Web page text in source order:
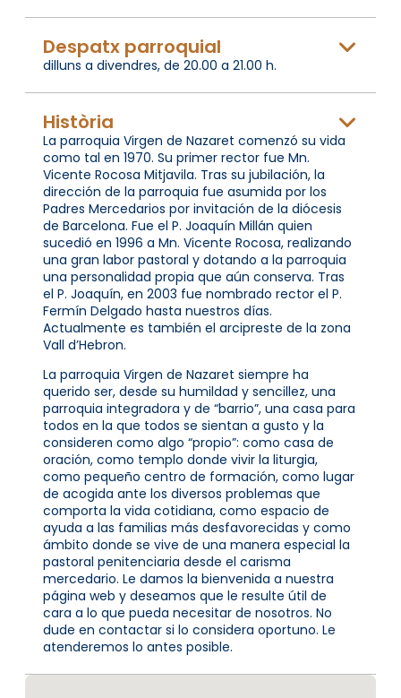
Despatx parroquial
dilluns a divendres, de 20.00 a 21.00 h.
Història
La parroquia Virgen de Nazaret comenzó su vida
como tal en 1970. Su primer rector fue Mn.
Vicente Rocosa Mitjavila. Tras su jubilación, la
dirección de la parroquia fue asumida por los
Padres Mercedarios por invitación de la diócesis
de Barcelona. Fue el P. Joaquín Millán quien
sucedió en 1996 a Mn. Vicente Rocosa, realizando
una gran labor pastoral y dotando a la parroquia
una personalidad propia que aún conserva. Tras
el P. Joaquín, en 2003 fue nombrado rector el P.
Fermín Delgado hasta nuestros días.
Actualmente es también el arcipreste de la zona
Vall d’Hebron.
La parroquia Virgen de Nazaret siempre ha
querido ser, desde su humildad y sencillez, una
parroquia integradora y de “barrio”, una casa para
todos en la que todos se sientan a gusto y la
consideren como algo “propio”: como casa de
oración, como templo donde vivir la liturgia,
como pequeño centro de formación, como lugar
de acogida ante los diversos problemas que
comporta la vida cotidiana, como espacio de
ayuda a las familias más desfavorecidas y como
ámbito donde se vive de una manera especial la
pastoral penitenciaria desde el carisma
mercedario. Le damos la bienvenida a nuestra
página web y deseamos que le resulte útil de
cara a lo que pueda necesitar de nosotros. No
dude en contactar si lo considera oportuno. Le
atenderemos lo antes posible.